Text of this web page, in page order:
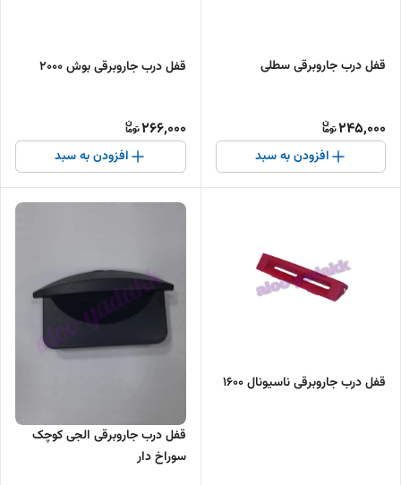
قفل درب جاروبرقی سطلی
245,000
افزودن به سبد
قفل درب جاروبرقی بوش ۲۰۰۰
266,000
افزودن به سبد
قفل درب جاروبرقی ناسیونال ۱۶۰۰
قفل درب جاروبرقی الجی کوچک
سوراخ دار